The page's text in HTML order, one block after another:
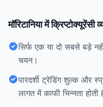
मॉरिटानिया में क्रिप्टोक्यूरेंसी
सिर्फ एक या दो सबसे बड़े
चयन।
पारदर्शी ट्रेडिंग शुल्क और
लागत में काफी भिन्नता होती